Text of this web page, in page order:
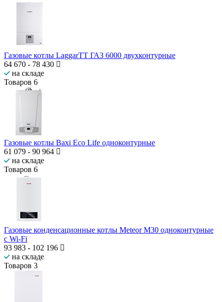
Газовые котлы LaggarTT ГАЗ 6000 двухконтурные
64 670 - 78 430
на складе
Товаров 6
Газовые котлы Baxi Eco Life одноконтурные
61 079 - 90 964
на складе
Товаров 6
Газовые конденсационные котлы Meteor M30 одноконтурные
с Wi-Fi
93 983 - 102 196
на складе
Товаров 3